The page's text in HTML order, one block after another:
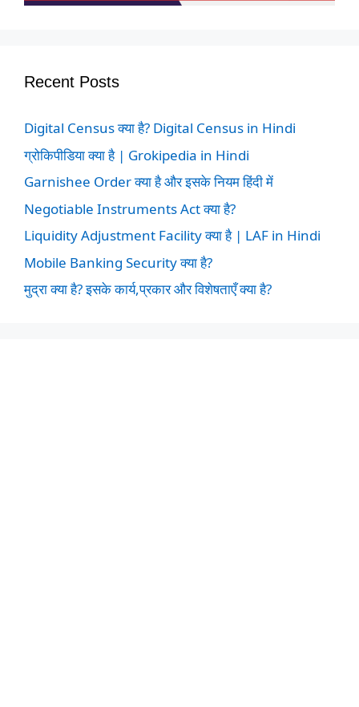
Recent Posts
Digital Census क्या है? Digital Census in Hindi
ग्रोकिपीडिया क्या है | Grokipedia in Hindi
Garnishee Order क्या है और इसके नियम हिंदी में
Negotiable Instruments Act क्या है?
Liquidity Adjustment Facility क्या है | LAF in Hindi
Mobile Banking Security क्या है?
मुद्रा क्या है? इसके कार्य,प्रकार और विशेषताएँ क्या है?